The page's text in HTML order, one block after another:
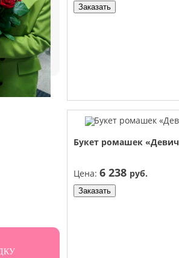
Заказать
Букет ромашек
Цена: 6 238 руб.
Заказать